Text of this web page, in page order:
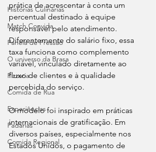
Histórias Culinárias
Match Convida
Panela de Pressão
O universo da Brasa
Pizzaria
Comida de Rua
Experiências
Padarias
Comida Regional
prática de acrescentar à conta um
percentual destinado à equipe
responsável pelo atendimento.
Diferentemente do salário fixo, essa
taxa funciona como complemento
variável, vinculado diretamente ao
fluxo de clientes e à qualidade
percebida do serviço.
O modelo foi inspirado em práticas
internacionais de gratificação. Em
diversos países, especialmente nos
Estados Unidos, o pagamento de